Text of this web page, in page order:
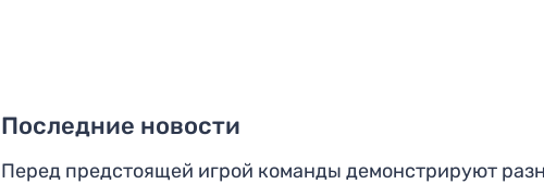
Последние новости
Перед предстоящей игрой команды демонстрируют